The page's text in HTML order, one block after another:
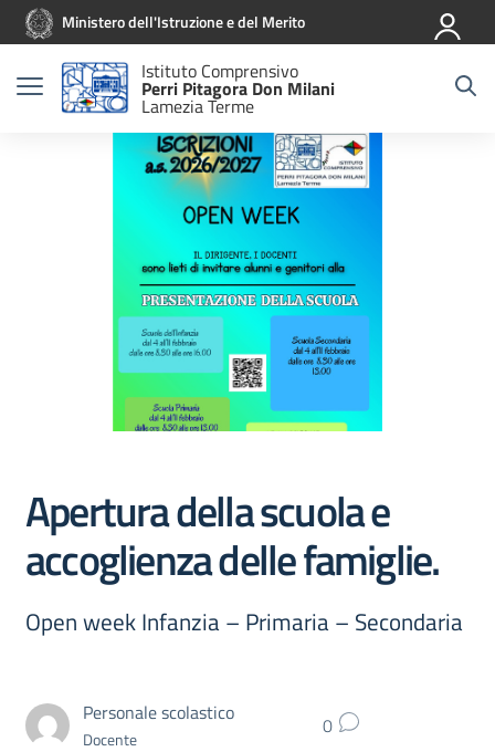
Vai ai contenuti
Vai al menu di navigazione
Vai al footerMinistero dell'Istruzione e del Merito
Istituto Comprensivo
Perri Pitagora Don Milani
Lamezia Terme
Apertura della scuola e
accoglienza delle famiglie.
Open week Infanzia – Primaria – Secondaria
Personale scolastico
Docente 0